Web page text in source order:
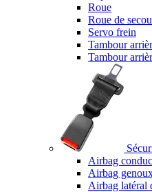
Roue
Roue de
Servo frein
Tambour
Tambour
Airbag
Airbag
Airbag latéral